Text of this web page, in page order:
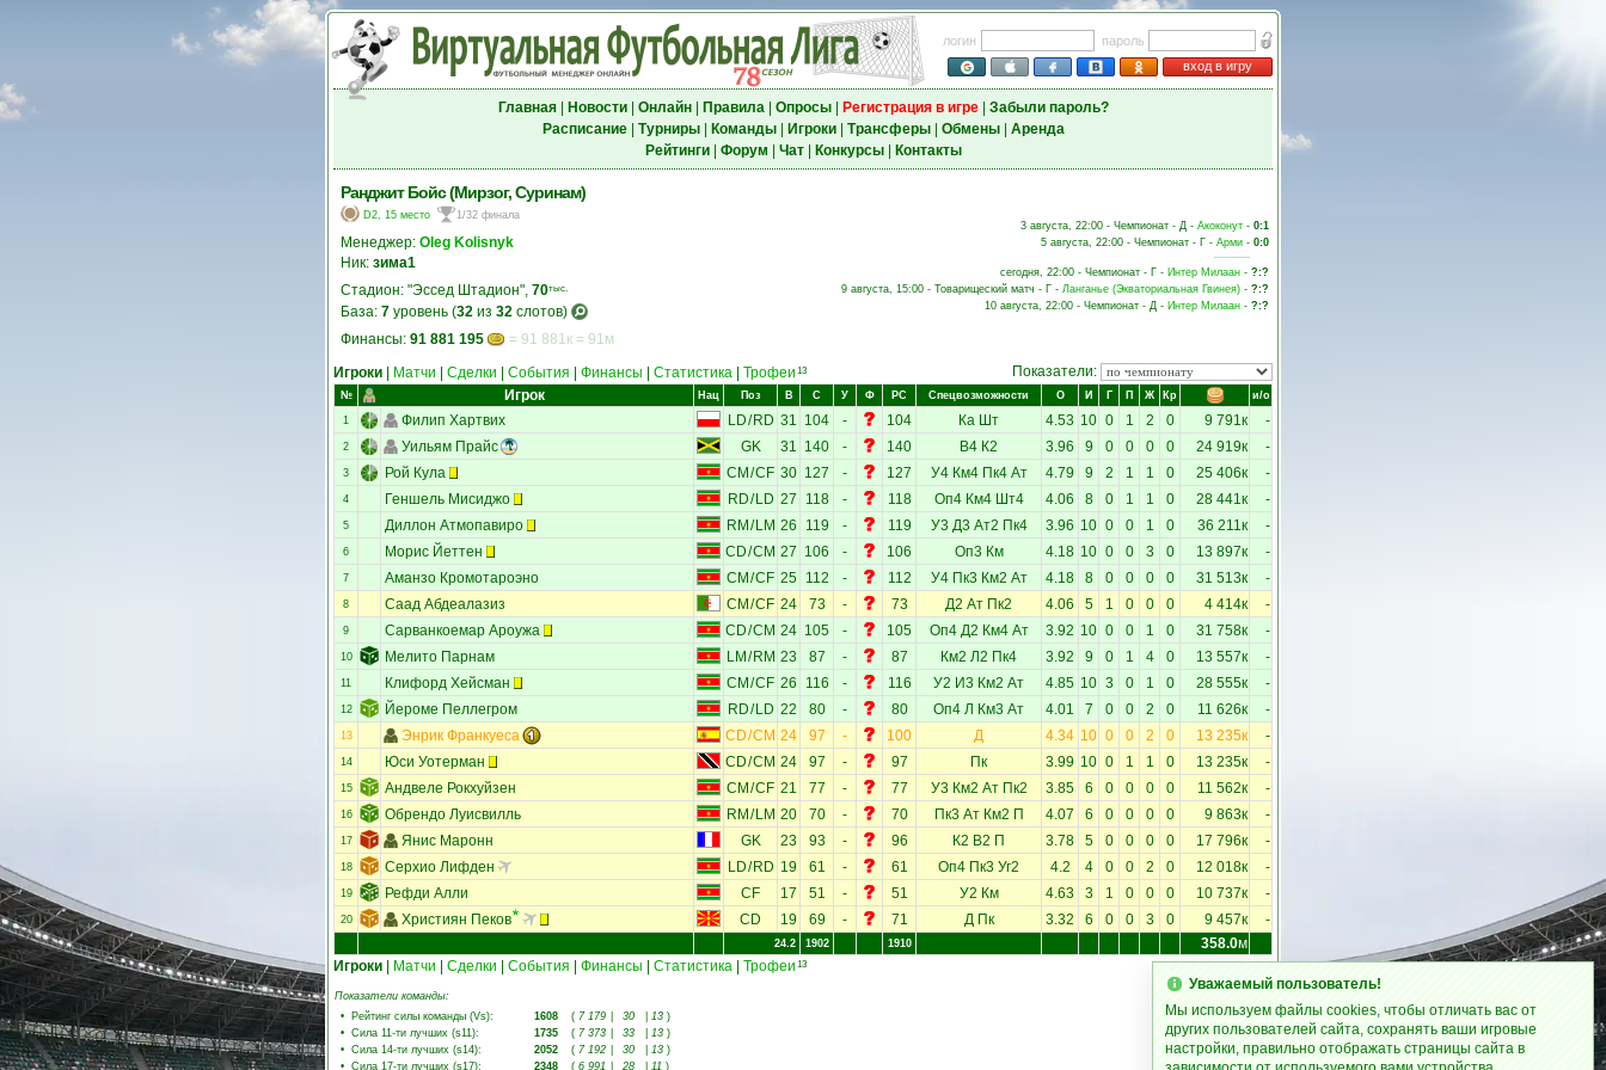
логин
пароль
вход в игру
Главная| Новости| Онлайн| Правила| Опросы| Регистрация в игре| Забыли пароль?
Расписание| Турниры| Команды| Игроки| Трансферы| Обмены| Аренда
Рейтинги| Форум Чат| Конкурсы| Контакты
Ранджит Бойс (Мирзог, Суринам)
D2, 15 место 1/32 финала
Менеджер: Oleg Kolisnyk
Ник: зима1
Стадион: "Эссед Штадион", 70тыс.
База: 7 уровень (32 из 32 слотов)
Финансы: 91 881 195 = 91 881к = 91м
3 августа, 22:00 - Чемпионат - Д - Акоконут - 0:1
5 августа, 22:00 - Чемпионат - Г - Арми - 0:0
сегодня, 22:00 - Чемпионат - Г - Интер Милаан - ?:?
9 августа, 15:00 - Товарищеский матч - Г - Ланганье (Экваториальная Гвинея) - ?:?
10 августа, 22:00 - Чемпионат - Д - Интер Милаан - ?:?
Игроки Матчи Сделки События Финансы Статистика Трофеи 13 Показатели:
№ Игрок Нац Поз В С У Ф РС Спецвозможности О И Г П Ж Кр и/о
1 Филип Хартвих LD/RD 31 104 - 104 Ка Шт 4.53 10 0 1 2 0 9 791к -
2 Уильям Прайс GK 31 140 - 140 В4 К2 3.96 9 0 0 0 0 24 919к -
3 Рой Кула CM /CF 30 127 - 127 У4 Км4 Пк4 Ат 4.79 9 2 1 1 0 25 406к -
4 Геншель Мисиджо RD/LD 27 118 - 118 Оп4 Км4 Шт4 4.06 8 0 1 1 0 28 441к -
5 Диллон Атмопавиро RM /LM 26 119 - 119 У3 Д3 Ат2 Пк4 3.96 10 0 0 1 0 36 211к -
6 Морис Йеттен CD/CM 27 106 - 106 Оп3 Км 4.18 10 0 0 3 0 13 897к -
7 Аманзо Кромотароэно CM /CF 25 112 - 112 У4 Пк3 Км2 Ат 4.18 8 0 0 0 0 31 513к -
8 Саад Абдеалазиз CM /CF 24 73 - 73 Д2 Ат Пк2 4.06 5 1 0 0 0 4 414к -
9 Сарванкоемар Ароужа CD/CM 24 105 - 105 Оп4 Д2 Км4 Ат 3.92 10 0 0 1 0 31 758к -
10 Мелито Парнам LM /RM 23 87 - 87 Км2 Л2 Пк4 3.92 9 0 1 4 0 13 557к -
11 Клифорд Хейсман CM /CF 26 116 - 116 У2 И3 Км2 Ат 4.85 10 3 0 1 0 28 555к -
12 Йероме Пеллегром RD/LD 22 80 - 80 Оп4 Л Км3 Ат 4.01 7 0 0 2 0 11 626к -
13 Энрик Франкуеса CD/CM 24 97 - 100 Д 4.34 10 0 0 2 0 13 235к -
14 Юси Уотерман CD/CM 24 97 - 97 Пк 3.99 10 0 1 1 0 13 235к -
15 Андвеле Рокхуйзен CM /CF 21 77 - 77 У3 Км2 Ат Пк2 3.85 6 0 0 0 0 11 562к -
16 Обрендо Луисвилль RM /LM 20 70 - 70 Пк3 Ат Км2 П 4.07 6 0 0 0 0 9 863к -
17 Янис Маронн GK 23 93 - 96 К2 В2 П 3.78 5 0 0 0 0 17 796к -
18 Серхио Лифден LD/RD 19 61 - 61 Оп4 Пк3 Уг2 4.2 4 0 0 2 0 12 018к -
19 Рефди Алли CF 17 51 - 51 У2 Км 4.63 3 1 0 0 0 10 737к -
20 Християн Пеков CD 19 69 - 71 Д Пк 3.32 6 0 0 3 0 9 457к -
24.2 1902 1910 358.0м
Игроки
Матчи Сделки События Финансы Статистика Трофеи 13
Показатели команды:
• Рейтинг силы команды (Vs): 1608 ( 7 179 30 13 )
• Сила 11-ти лучших (s11): 1735 ( 7 373 33 13 )
• Сила 14-ти лучших (s14): 2052 ( 7 192 30 13 )
• Сила 17-ти лучших (s17): 2348 ( 6 991 28 11 )
Уважаемый пользователь!
Мы используем файлы cookies, чтобы отличать вас от
других пользователей сайта, сохранять ваши игровые
настройки, правильно отображать страницы сайта в